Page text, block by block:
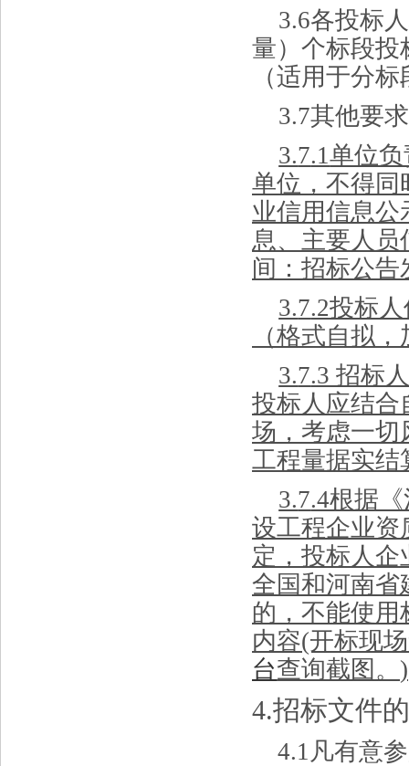
3.6各投标
量） 个标段投
（适用于分标
3.7其他要求
3.7.1单位
单位，不得同
业信用信息公
息、主要人员
间： 招标公告
3.7.2投标
（格式自拟
3.7.3 招标
投标人应结合
场，考虑一切
工程量据实结
3.7.4根据
设工程企业资
定，投标人
全国和河南省
的，不能使
内容(开标现
台查询截图。 )
4.招标文件
4.1凡有意